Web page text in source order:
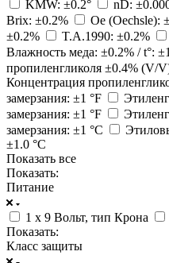
KMW: ±0.2°
nD:
Brix: ±0.2%
Oe (Oechsle):
±0.2%
T.A.1990: ±0.2%
Влажность меда: ±0.2% / t°:
пропиленгликоля ±0.4% (V/
Концентрация
замерзания: ±1 °F
замерзания: ±1 °F
замерзания: ±1 °С
±1.0 °C
Показать все
Показать:
Питание
1 x 9 Вольт, тип Крона
Показать:
Класс защиты